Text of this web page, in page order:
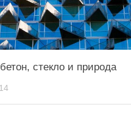
стекло и природа